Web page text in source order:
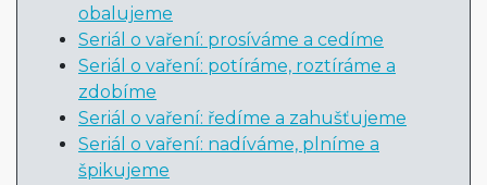
obalujeme
Seriál o vaření: prosíváme a cedíme
Seriál o vaření: potíráme, roztíráme a
zdobíme
Seriál o vaření: ředíme a zahušťujeme
Seriál o vaření: nadíváme, plníme a
špikujeme